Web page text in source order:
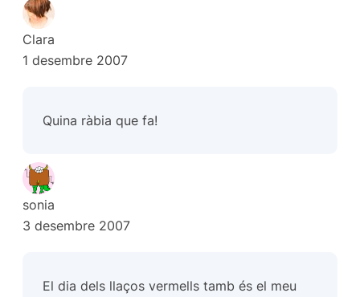
Clara
1 desembre 2007
Quina ràbia que fa!
sonia
3 desembre 2007
El dia dels llaços vermells tamb és el meu